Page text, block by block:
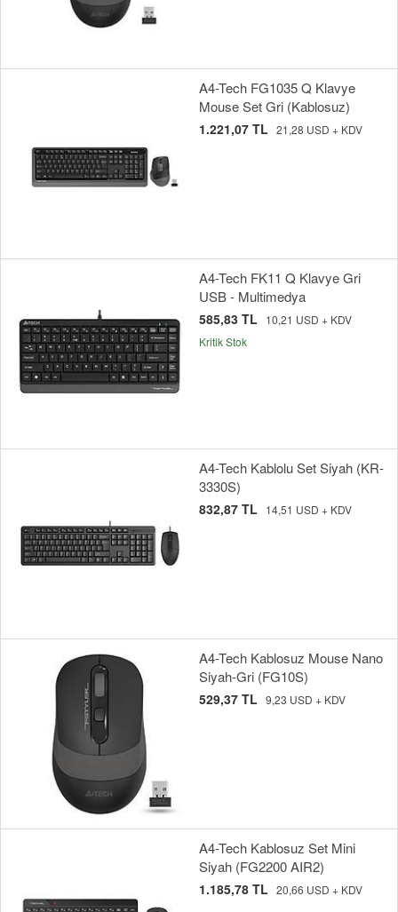
A4-Tech FG1035 Q Klavye
Mouse Set Gri (Kablosuz)
1.221,07 TL 21,28 USD + KDV
A4-Tech FK11 Q Klavye Gri
USB - Multimedya
585,83 TL
10,21 USD + KDV
Kritik Stok
A4-Tech Kablolu Set Siyah (KR-
3330S)
832,87 TL 14,51 USD + KDV
A4-Tech Kablosuz Mouse Nano
Siyah-Gri (FG10S)
529,37 TL 9,23 USD + KDV
A4-Tech Kablosuz Set Mini
Siyah (FG2200 AIR2)
1.185,78 TL 20,66 USD + KDV